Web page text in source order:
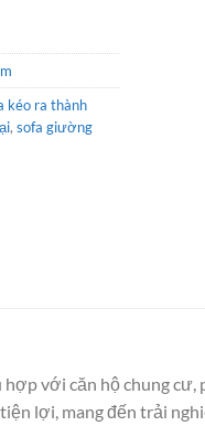
kéo ra thành
, sofa giường
với căn hộ chung cư,
lợi, mang đến trải